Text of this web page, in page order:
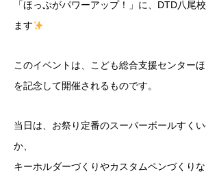
「ほっぷがパワーアップ！」に、DTD八尾
ます
このイベントは、こども総合支援センター
を記念して開催されるものです。
当日は、お祭り定番のスーパーボールすく
か、
キーホルダーづくりやカスタムペンづくり